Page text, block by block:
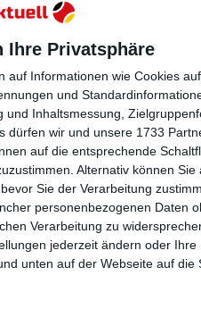
Ihre Privatsphäre
Informationen wie Cookies
und
Inhaltsmessung,
dürfen wir und unsere 1733
auf die entsprechende
Alternativ können Sie
Sie der Verarbeitung
personenbezogenen Daten
Verarbeitung zu
jederzeit ändern oder Ihre
unten auf der Webseite auf die
spekulierte
Rolle.
sechs
McEnroe.
t,
B.
on
uss
mal
des
n
nt.
kel